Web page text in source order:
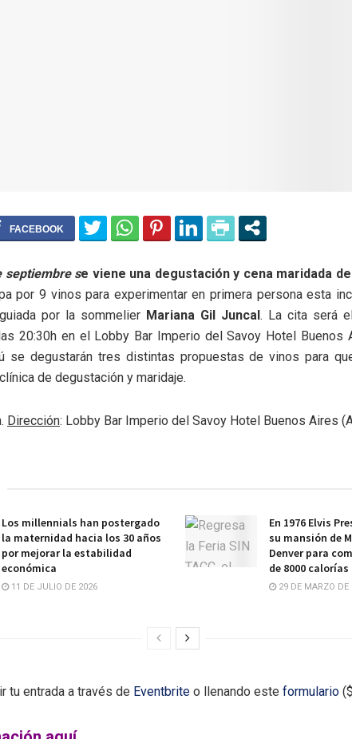
septiembre se viene una degustación y cena maridada
por 9 vinos para experimentar en primera persona esta
por la sommelier Mariana Gil Juncal . La cita será
20:30h en el Lobby Bar Imperio del Savoy Hotel Buenos
se degustarán tres distintas propuestas de vinos para
de degustación y maridaje.
Dirección: Lobby Bar Imperio del Savoy Hotel Buenos Aires
Los millennials han postergado
la maternidad hacia los 30 años
por mejorar la estabilidad
económica
11 DE JULIO DE 2026
En 1976 Elvis
su mansión de
Denver para
de 8000 calorías
29 DE MARZO DE
tu entrada a través de Eventbrite o llenando este formulario